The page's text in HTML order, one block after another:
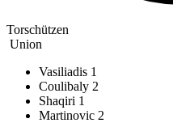
Torschützen
Union
Vasiliadis 1
Coulibaly 2
Shaqiri 1
Martinovic 2